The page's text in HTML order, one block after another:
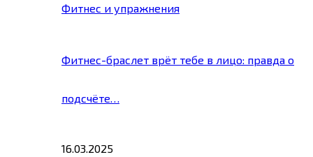
Фитнес и упражнения
Фитнес-браслет врёт тебе в лицо: правда о
подсчёте…
16.03.2025